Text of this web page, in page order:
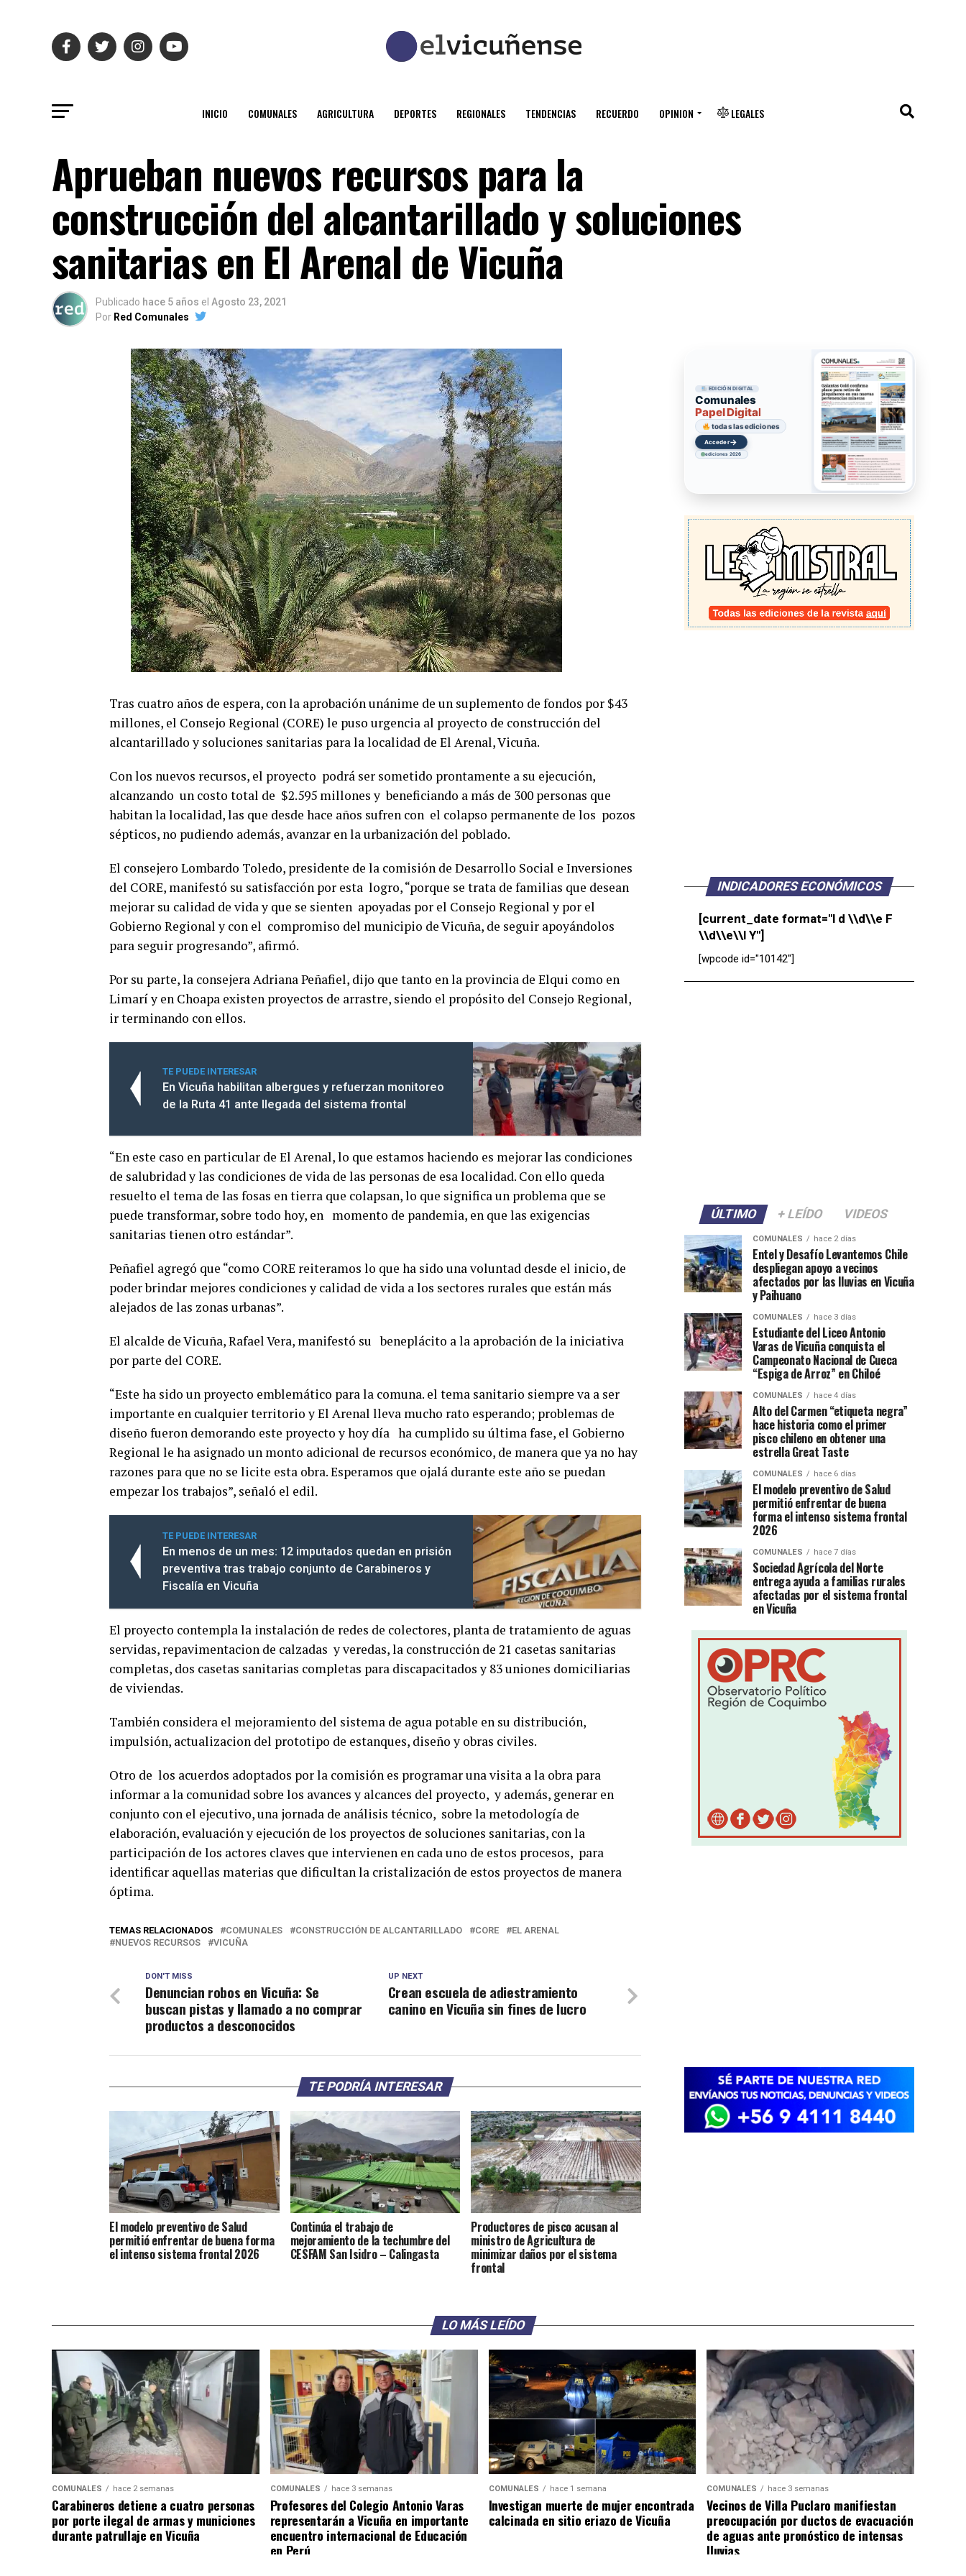
INICIO COMUNALES AGRICULTURA DEPORTES REGIONALES TENDENCIAS RECUERDO OPINION LEGALES
Aprueban nuevos recursos para la
construcción del alcantarillado y soluciones
sanitarias en El Arenal de Vicuña
Publicado hace 5 años el Agosto 23, 2021
Por Red Comunales
Tras cuatro años de espera, con la aprobación unánime de un suplemento de fondos por $43
millones, el Consejo Regional (CORE) le puso urgencia al proyecto de construcción del
alcantarillado y soluciones sanitarias para la localidad de El Arenal, Vicuña.
Con los nuevos recursos, el proyecto podrá ser sometido prontamente a su ejecución,
alcanzando un costo total de $2.595 millones y beneficiando a más de 300 personas que
habitan la localidad, las que desde hace años sufren con el colapso permanente de los pozos
sépticos, no pudiendo además, avanzar en la urbanización del poblado.
El consejero Lombardo Toledo, presidente de la comisión de Desarrollo Social e Inversiones
del CORE, manifestó su satisfacción por esta logro, “porque se trata de familias que desean
mejorar su calidad de vida y que se sienten apoyadas por el Consejo Regional y por el
Gobierno Regional y con el compromiso del municipio de Vicuña, de seguir apoyándolos
para seguir progresando”, afirmó.
Por su parte, la consejera Adriana Peñafiel, dijo que tanto en la provincia de Elqui como en
Limarí y en Choapa existen proyectos de arrastre, siendo el propósito del Consejo Regional,
ir terminando con ellos.
TE PUEDE INTERESAR
En Vicuña habilitan albergues y refuerzan monitoreo
de la Ruta 41 ante llegada del sistema frontal
“En este caso en particular de El Arenal, lo que estamos haciendo es mejorar las condiciones
de salubridad y las condiciones de vida de las personas de esa localidad. Con ello queda
resuelto el tema de las fosas en tierra que colapsan, lo que significa un problema que se
puede transformar, sobre todo hoy, en momento de pandemia, en que las exigencias
sanitarias tienen otro estándar”.
Peñafiel agregó que “como CORE reiteramos lo que ha sido una voluntad desde el inicio, de
poder brindar mejores condiciones y calidad de vida a los sectores rurales que están más
alejados de las zonas urbanas”.
El alcalde de Vicuña, Rafael Vera, manifestó su beneplácito a la aprobación de la iniciativa
por parte del CORE.
“Este ha sido un proyecto emblemático para la comuna. el tema sanitario siempre va a ser
importante en cualquier territorio y El Arenal lleva mucho rato esperando; problemas de
diseño fueron demorando este proyecto y hoy día ha cumplido su última fase, el Gobierno
Regional le ha asignado un monto adicional de recursos económico, de manera que ya no hay
razones para que no se licite esta obra. Esperamos que ojalá durante este año se puedan
empezar los trabajos”, señaló el edil.
TE PUEDE INTERESAR
En menos de un mes: 12 imputados quedan en prisión
preventiva tras trabajo conjunto de Carabineros y
Fiscalía en Vicuña
El proyecto contempla la instalación de redes de colectores, planta de tratamiento de aguas
servidas, repavimentacion de calzadas y veredas, la construcción de 21 casetas sanitarias
completas, dos casetas sanitarias completas para discapacitados y 83 uniones domiciliarias
de viviendas.
También considera el mejoramiento del sistema de agua potable en su distribución,
impulsión, actualizacion del prototipo de estanques, diseño y obras civiles.
Otro de los acuerdos adoptados por la comisión es programar una visita a la obra para
informar a la comunidad sobre los avances y alcances del proyecto, y además, generar en
conjunto con el ejecutivo, una jornada de análisis técnico, sobre la metodología de
elaboración, evaluación y ejecución de los proyectos de soluciones sanitarias, con la
participación de los actores claves que intervienen en cada uno de estos procesos, para
identificar aquellas materias que dificultan la cristalización de estos proyectos de manera
óptima.
TEMAS RELACIONADOS COMUNALES CONSTRUCCIÓN DE ALCANTARILLADO CORE
EL ARENAL
NUEVOS RECURSOS
VICUÑA
UP NEXT
Crean escuela de adiestramiento
canino en Vicuña sin fines de lucro
DON'T MISS
Denuncian robos en Vicuña: Se
buscan pistas y llamado a no comprar
productos a desconocidos
TE PODRÍA INTERESAR
El modelo preventivo de Salud
permitió enfrentar de buena forma
el intenso sistema frontal 2026
Continúa el trabajo de
mejoramiento de la techumbre del
CESFAM San Isidro – Calingasta
Productores de pisco acusan al
ministro de Agricultura de
minimizar daños por el sistema
frontal
EDICIÓN DIGITAL
Comunales
Papel Digital
todas las ediciones
Acceder→
ediciones 2026
INDICADORES ECONÓMICOS
[current_date format="l d \\d\\e F
\\d\\e\\l Y"]
[wpcode id="10142"]
ÚLTIMO + LEÍDO VIDEOS
COMUNALES hace 2 días
Entel y Desafío Levantemos Chile
despliegan apoyo a vecinos
afectados por las lluvias en Vicuña
y Paihuano
COMUNALES hace 3 días
Estudiante del Liceo Antonio
Varas de Vicuña conquista el
Campeonato Nacional de Cueca
“Espiga de Arroz” en Chiloé
COMUNALES hace 4 días
Alto del Carmen “etiqueta negra”
hace historia como el primer
pisco chileno en obtener una
estrella Great Taste
COMUNALES hace 6 días
El modelo preventivo de Salud
permitió enfrentar de buena
forma el intenso sistema frontal
2026
COMUNALES hace 7 días
Sociedad Agrícola del Norte
entrega ayuda a familias rurales
afectadas por el sistema frontal
en Vicuña
LO MÁS LEÍDO
COMUNALES hace 2 semanas
Carabineros detiene a cuatro personas
por porte ilegal de armas y municiones
durante patrullaje en Vicuña
COMUNALES hace 3 semanas
Profesores del Colegio Antonio Varas
representarán a Vicuña en importante
encuentro internacional de Educación
en Perú
COMUNALES hace 1 semana
Investigan muerte de mujer encontrada
calcinada en sitio eriazo de Vicuña
COMUNALES hace 3 semanas
Vecinos de Villa Puclaro manifiestan
preocupación por ductos de evacuación
de aguas ante pronóstico de intensas
lluvias